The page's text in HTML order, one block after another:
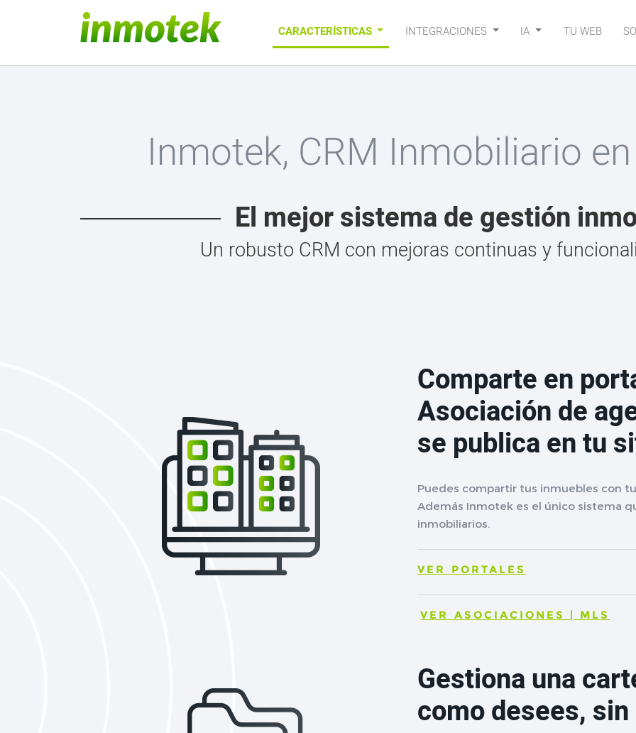
CARACTERÍSTICAS INTEGRACIONES IA TU WEB
Inmotek, CRM Inmobiliario
El mejor sistema de gestión
Un robusto CRM con mejoras continuas y
Comparte en
Asociación de
se publica en tu
Puedes compartir tus inmuebles con
Además Inmotek es el único sistema
inmobiliarios.
VER PORTALES
VER ASOCIACIONES | MLS
Gestiona una
como desees,